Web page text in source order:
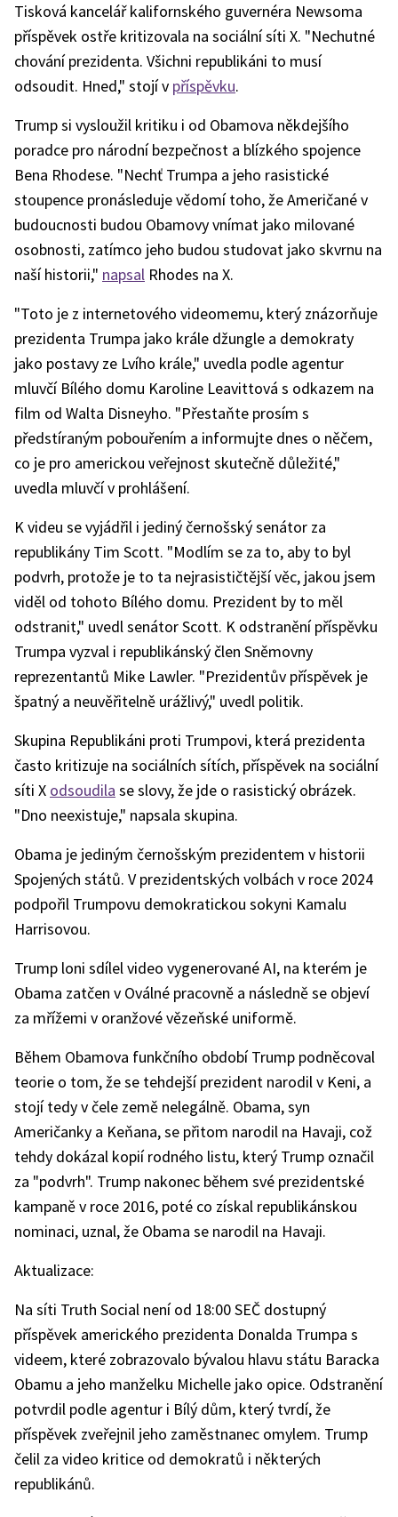
Tisková kancelář kalifornského guvernéra Newsoma
příspěvek ostře kritizovala na sociální síti X. "Nechutné
chování prezidenta. Všichni republikáni to musí
odsoudit. Hned," stojí v příspěvku.
Trump si vysloužil kritiku i od Obamova někdejšího
poradce pro národní bezpečnost a blízkého spojence
Bena Rhodese. "Nechť Trumpa a jeho rasistické
stoupence pronásleduje vědomí toho, že Američané v
budoucnosti budou Obamovy vnímat jako milované
osobnosti, zatímco jeho budou studovat jako skvrnu na
naší historii," napsal Rhodes na X.
"Toto je z internetového videomemu, který znázorňuje
prezidenta Trumpa jako krále džungle a demokraty
jako postavy ze Lvího krále," uvedla podle agentur
mluvčí Bílého domu Karoline Leavittová s odkazem na
film od Walta Disneyho. "Přestaňte prosím s
předstíraným pobouřením a informujte dnes o něčem,
co je pro americkou veřejnost skutečně důležité,"
uvedla mluvčí v prohlášení.
K videu se vyjádřil i jediný černošský senátor za
republikány Tim Scott. "Modlím se za to, aby to byl
podvrh, protože je to ta nejrasističtější věc, jakou jsem
viděl od tohoto Bílého domu. Prezident by to měl
odstranit," uvedl senátor Scott. K odstranění příspěvku
Trumpa vyzval i republikánský člen Sněmovny
reprezentantů Mike Lawler. "Prezidentův příspěvek je
špatný a neuvěřitelně urážlivý," uvedl politik.
Skupina Republikáni proti Trumpovi, která prezidenta
často kritizuje na sociálních sítích, příspěvek na sociální
síti X odsoudila se slovy, že jde o rasistický obrázek.
"Dno neexistuje," napsala skupina.
Obama je jediným černošským prezidentem v historii
Spojených států. V prezidentských volbách v roce 2024
podpořil Trumpovu demokratickou sokyni Kamalu
Harrisovou.
Trump loni sdílel video vygenerované AI, na kterém je
Obama zatčen v Oválné pracovně a následně se objeví
za mřížemi v oranžové vězeňské uniformě.
Během Obamova funkčního období Trump podněcoval
teorie o tom, že se tehdejší prezident narodil v Keni, a
stojí tedy v čele země nelegálně. Obama, syn
Američanky a Keňana, se přitom narodil na Havaji, což
tehdy dokázal kopií rodného listu, který Trump označil
za "podvrh". Trump nakonec během své prezidentské
kampaně v roce 2016, poté co získal republikánskou
nominaci, uznal, že Obama se narodil na Havaji.
Aktualizace:
Na síti Truth Social není od 18:00 SEČ dostupný
příspěvek amerického prezidenta Donalda Trumpa s
videem, které zobrazovalo bývalou hlavu státu Baracka
Obamu a jeho manželku Michelle jako opice. Odstranění
potvrdil podle agentur i Bílý dům, který tvrdí, že
příspěvek zveřejnil jeho zaměstnanec omylem. Trump
čelil za video kritice od demokratů i některých
republikánů.